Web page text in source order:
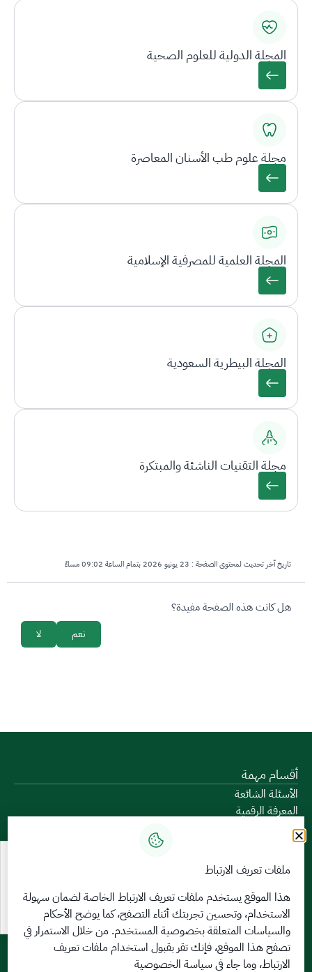
المجلة الدولية للعلوم الصحية
مجلة علوم طب الأسنان المعاصرة
المجلة العلمية للمصرفية الإسلامية
المجلة البيطرية السعودية
مجلة التقنيات الناشئة والمبتكرة
تاريخ آخر تحديث لمحتوى الصفحة : 23 يونيو 2026 بتمام الساعة 09:02 مساءً
survey_v2
هل كانت هذه الصفحة مفيدة؟
لا نعم
أقسام مهمة
الأسئلة الشائعة
المعرفة الرقمية
دليل الخدمات
المشاركة الإلكترونية
البيانات المفتوحة
السياسات واللوائح
تواصل معنا
الخدمات الإلكترونية
بوابة الدخول الموحد
بوابة الزوار
ملفات تعريف الارتباط
هذا الموقع يستخدم ملفات تعريف الارتباط الخاصة لضمان سهولة
الاستخدام، وتحسين تجربتك أثناء التصفح، كما يوضح الأحكام
والسياسات المتعلقةبخصوصية المستخدم. من خلال الاستمرار في
تصفح هذا الموقع، فإنك تقر بقبول استخدام ملفات تعريف
الارتباط، وما جاء في سياسة الخصوصية